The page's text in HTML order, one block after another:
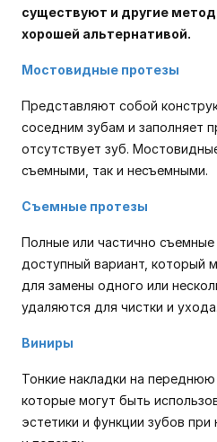
существуют и другие
хорошей альтернативой.
Мостовидные протезы
Представляют собой
соседним зубам и заполняет
отсутствует зуб.
съемными, так и несъемными.
Съемные протезы
Полные или частично
доступный вариант, который
для замены одного или
удаляются для чистки и ухода.
Виниры
Тонкие накладки на переднюю
которые могут быть
эстетики и функции зубов